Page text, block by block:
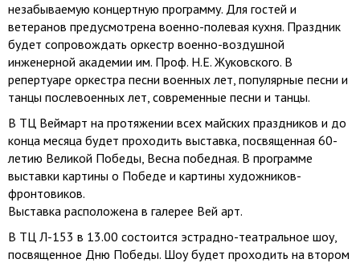
незабываемую концертную программу. Для гостей и
ветеранов предусмотрена военно-полевая кухня. Праздник
будет сопровождать оркестр военно-воздушной
инженерной академии им. Проф. Н.Е. Жуковского. В
репертуаре оркестра песни военных лет, популярные песни и
танцы послевоенных лет, современные песни и танцы.
В ТЦ Веймарт на протяжении всех майских праздников и до
конца месяца будет проходить выставка, посвященная 60-
летию Великой Победы, Весна победная. В программе
выставки картины о Победе и картины художников-
фронтовиков.
Выставка расположена в галерее Вей арт.
В ТЦ Л-153 в 13.00 состоится эстрадно-театральное шоу,
посвященное Дню Победы. Шоу будет проходить на втором